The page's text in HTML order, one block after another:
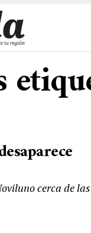
cerca de las